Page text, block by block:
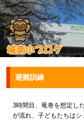
避難訓練
3時間目、竜巻を想定し
が流れ、子どもたちは